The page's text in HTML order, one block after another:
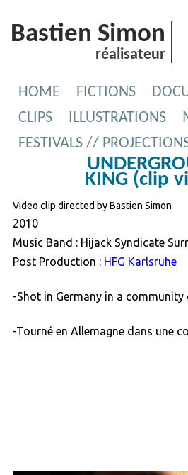
Bastien Simon
réalisateur
HOME FICTIONS
CLIPS
ILLUSTRATIONS
FESTIVALS //
KING (clip
Video clip directed by Bastien Simon
2010
Music Band : Hijack Syndicate
Post Production : HFG Karlsruhe
-Tourné en Allemagne dans une